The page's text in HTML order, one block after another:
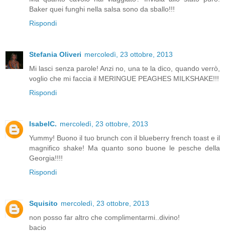
Baker quei funghi nella salsa sono da sballo!!!
Rispondi
Stefania Oliveri mercoledì, 23 ottobre, 2013
Mi lasci senza parole! Anzi no, una te la dico, quando verrò,
voglio che mi faccia il MERINGUE PEAGHES MILKSHAKE!!!
Rispondi
IsabelC. mercoledì, 23 ottobre, 2013
Yummy! Buono il tuo brunch con il blueberry french toast e il
magnifico shake! Ma quanto sono buone le pesche della
Georgia!!!!
Rispondi
Squisito mercoledì, 23 ottobre, 2013
non posso far altro che complimentarmi..divino!
bacio